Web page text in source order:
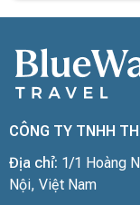
CÔNG TY TNHH
Địa chỉ: 1/1 Hoàng
Nội, Việt Nam